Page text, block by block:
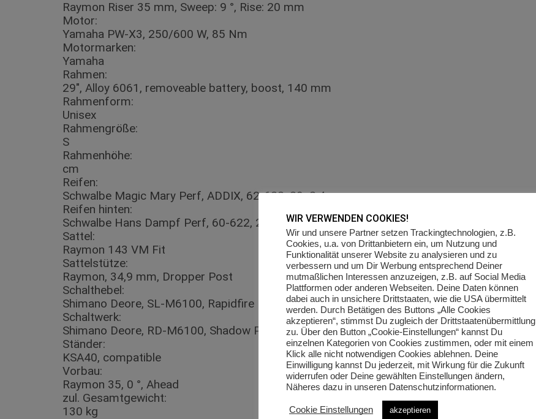
Raymon Riser 35 mm, Sweep: 9 °, Rise: 20 mm
Motor:
Yamaha PW-X3, 250/600 W, 85 Nm
Motormarken:
Yamaha
Rahmen:
29″, Alloy 6061, removeable battery, boost, 140 mm
Rahmenform:
Unisex
Rahmengröße:
S
Rahmenhöhe:
cm
Reifen:
Schwalbe Magic Mary Perf, ADDIX, 62-622, 29×2.4
Reifen hinten:
Schwalbe Hans Dampf Perf, 60-622, 29×2.35
Sattel:
Raymon 143 VM Fit
Sattelstütze:
Raymon, 34,9 mm, Dropper Post
Schalthebel:
Shimano Deore, SL-M6100, Rapidfire Plus
Schaltwerk:
Shimano Deore, RD-M6100, Shadow Plus, 12-S
Ständer:
KSA40, compatible
Vorbau:
Raymon 35, 0 °, Ahead
zul. Gesamtgewicht:
130 kg
WIR VERWENDEN COOKIES!
Wir und unsere Partner setzen Trackingtechnologien, z.B.
Cookies, u.a. von Drittanbietern ein, um Nutzung und
Funktionalität unserer Website zu analysieren und zu
verbessern und um Dir Werbung entsprechend Deiner
mutmaßlichen Interessen anzuzeigen, z.B. auf Social Media
Plattformen oder anderen Webseiten. Deine Daten können
dabei auch in unsichere Drittstaaten, wie die USA übermittelt
werden. Durch Betätigen des Buttons „Alle Cookies
akzeptieren“, stimmst Du zugleich der Drittstaatenübermittlung
zu. Über den Button „Cookie-Einstellungen“ kannst Du
einzelnen Kategorien von Cookies zustimmen, oder mit einem
Klick alle nicht notwendigen Cookies ablehnen. Deine
Einwilligung kannst Du jederzeit, mit Wirkung für die Zukunft
widerrufen oder Deine gewählten Einstellungen ändern,
Näheres dazu in unseren Datenschutzinformationen.
Cookie Einstellungen akzeptieren